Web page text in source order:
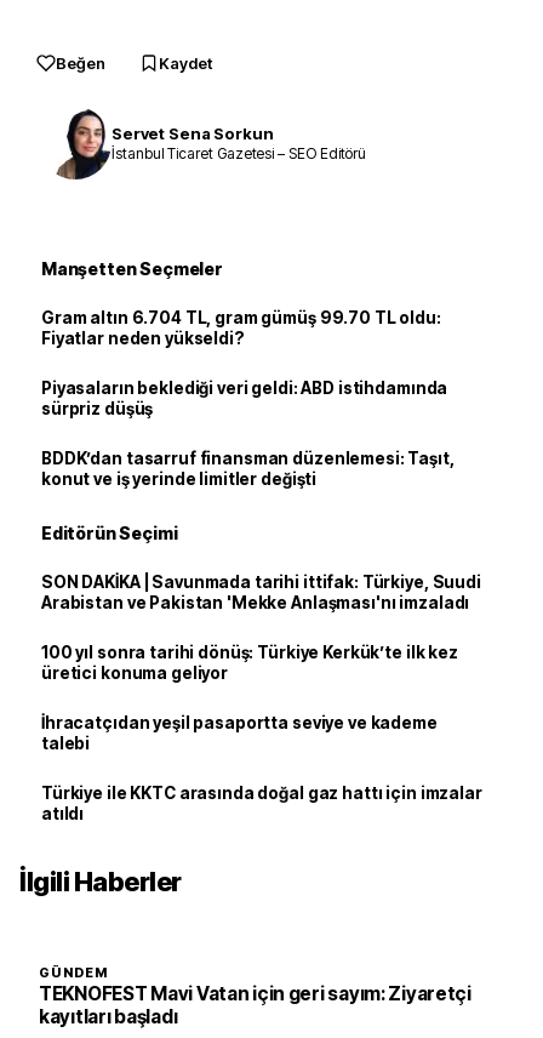
Beğen Kaydet
Servet Sena Sorkun
İstanbul Ticaret Gazetesi – SEO Editörü
Manşetten Seçmeler
Gram altın 6.704 TL, gram gümüş 99.70 TL oldu:
Fiyatlar neden yükseldi?
Piyasaların beklediği veri geldi: ABD istihdamında
sürpriz düşüş
BDDK’dan tasarruf finansman düzenlemesi: Taşıt,
konut ve iş yerinde limitler değişti
Editörün Seçimi
SON DAKİKA | Savunmada tarihi ittifak: Türkiye, Suudi
Arabistan ve Pakistan 'Mekke Anlaşması'nı imzaladı
100 yıl sonra tarihi dönüş: Türkiye Kerkük’te ilk kez
üretici konuma geliyor
İhracatçıdan yeşil pasaportta seviye ve kademe
talebi
Türkiye ile KKTC arasında doğal gaz hattı için imzalar
atıldı
İlgili Haberler
GÜNDEM
TEKNOFEST Mavi Vatan için geri sayım: Ziyaretçi
kayıtları başladı